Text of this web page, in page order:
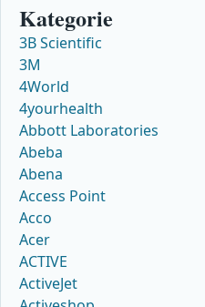
Kategorie
3B Scientific
3M
4World
4yourhealth
Abbott Laboratories
Abeba
Abena
Access Point
Acco
Acer
ACTIVE
ActiveJet